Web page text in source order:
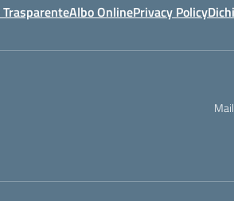
Albo OnlinePrivacy Policy